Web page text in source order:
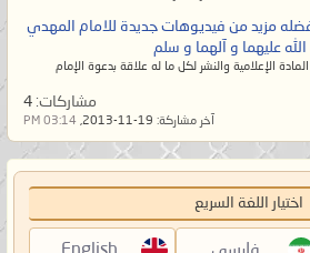
فضله مزيد من فيديوهات جديدة للامام المهدي
عليهما و آلهما و سلم
الإعلامية والنشر لكل ما له علاقة بدعوة الإمام
مشاركات:
آخر مشاركة: 03:14 PM
اختيار اللغة السريع